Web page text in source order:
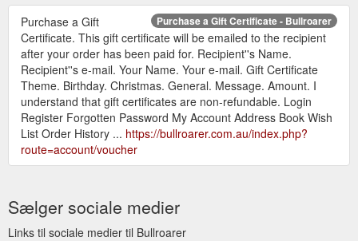
Purchase a Gift Certificate - Bullroarer
Purchase a Gift
Certificate. This gift certificate will be emailed to the recipient
after your order has been paid for. Recipient''s Name.
Recipient''s e-mail. Your Name. Your e-mail. Gift Certificate
Theme. Birthday. Christmas. General. Message. Amount. I
understand that gift certificates are non-refundable. Login
Register Forgotten Password My Account Address Book Wish
List Order History ... https://bullroarer.com.au/index.php?
route=account/voucher
Sælger sociale medier
Links til sociale medier til Bullroarer